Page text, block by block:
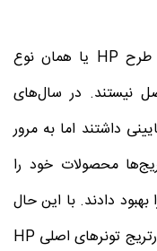
این را باید بدانید که کارتریج تونرهای طرح HP یا همان نوع
نیستند. در سال‌های
داشتند اما به مرور
محصولات خود را
دادند. با این حال
کیفیت کارتریج‌های طرح اصلی به پای کارتریج تونرهای اصلی HP